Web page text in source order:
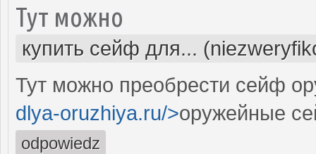
Тут можно
купить сейф для...
Тут можно преобрести сейф
dlya-oruzhiya.ru/>оружейные
odpowiedz